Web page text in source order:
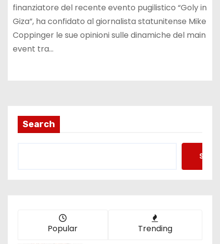
finanziatore del recente evento pugilistico “Goly in
Giza”, ha confidato al giornalista statunitense Mike
Coppinger le sue opinioni sulle dinamiche del main
event tra…
Search
Popular Trending